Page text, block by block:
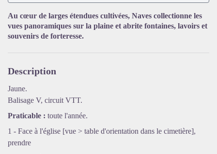
Voir l'image en plein écran
Au cœur de larges étendues cultivées, Naves collectionne les
vues panoramiques sur la plaine et abrite fontaines, lavoirs et
souvenirs de forteresse.
Description
Jaune.
Balisage V, circuit VTT.
Praticable : toute l'année.
1 - Face à l'église [vue > table d'orientation dans le cimetière],
prendre